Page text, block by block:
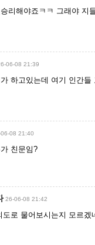
리해야죠ㅋㅋ 그래야 지
06-08 21:39
하고있는데 여기 인간들
08 21:40
친문임?
26-06-08 21:42
도로 물어보시는지 모르겠